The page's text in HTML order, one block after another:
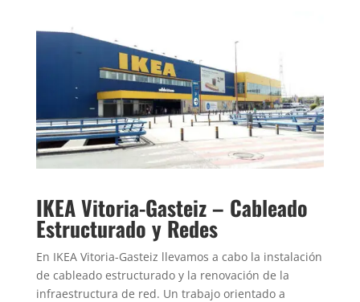
IKEA Vitoria-Gasteiz – Cableado
Estructurado y Redes
En IKEA Vitoria-Gasteiz llevamos a cabo la instalación
de cableado estructurado y la renovación de la
infraestructura de red. Un trabajo orientado a